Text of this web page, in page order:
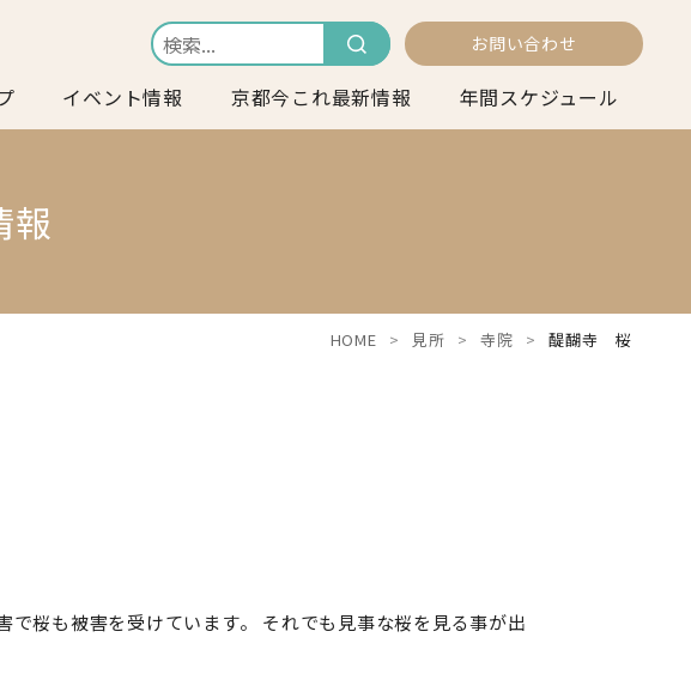
お問い合わせ
イベント情報 京都今これ最新情報 年間スケジュール
報
HOME 見所 寺院 醍醐寺 桜
桜も被害を受けています。 それでも見事な桜を見る事が出